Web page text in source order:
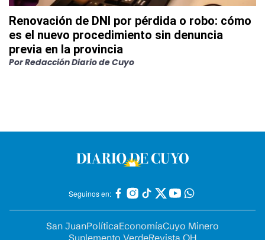
Renovación de DNI por pérdida o robo: cómo
es el nuevo procedimiento sin denuncia
previa en la provincia
PorRedacción Diario de Cuyo
Seguinos en:
San JuanPolíticaEconomíaCuyo Minero